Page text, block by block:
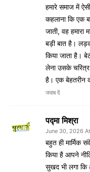
हमारे समाज में
कहलाना कि एक
जाती, वह हमारा
बड़ी बात है।
किया जाता है।
लेना उसके चरित्र
है। एक बेहतरीन
जवाब दें
पद्मा मिश्रा
June 30, 2026
बहुत ही मार्मिक
किया है आपने
सुखद भी लगा कि